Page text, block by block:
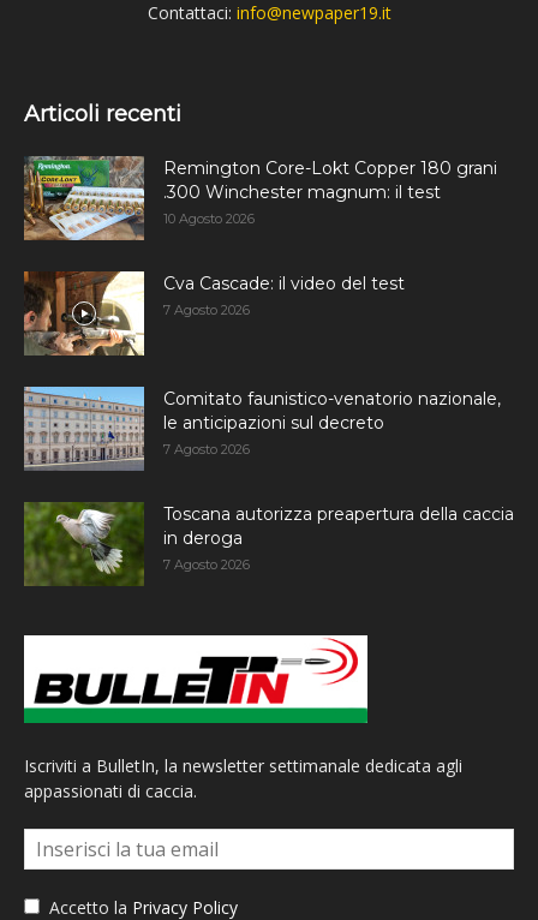
Contattaci: info@newpaper19.it
Articoli recenti
Remington Core-Lokt Copper 180 grani
.300 Winchester magnum: il test
10 Agosto 2026
Cva Cascade: il video del test
7 Agosto 2026
Comitato faunistico-venatorio nazionale,
le anticipazioni sul decreto
7 Agosto 2026
Toscana autorizza preapertura della caccia
in deroga
7 Agosto 2026
Iscriviti a BulletIn, la newsletter settimanale dedicata agli
appassionati di caccia.
Accetto la Privacy Policy